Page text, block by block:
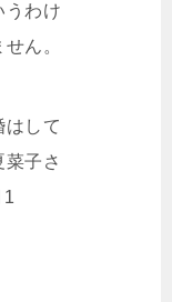
うわけ
ん。
はして
子さ
1